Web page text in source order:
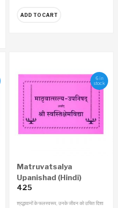
ADD TO CART
6 in
stock
Matruvatsalya
Upanishad (Hindi)
425
श्रद्धावानों के फलस्वरूप, उनके जीवन को उचित दिशा